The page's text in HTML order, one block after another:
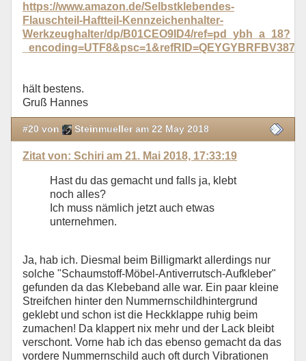
https://www.amazon.de/Selbstklebendes-
Flauschteil-Haftteil-Kennzeichenhalter-
Werkzeughalter/dp/B01CEO9ID4/ref=pd_ybh_a_18?
hält bestens.
Gruß Hannes
#20 von Steinmueller am 22 May 2018
Zitat von: Schiri am 21. Mai 2018, 17:33:19
Hast du das gemacht und falls ja, klebt
noch alles?
Ich muss nämlich jetzt auch etwas
unternehmen.
Ja, hab ich. Diesmal beim Billigmarkt allerdings nur
solche "Schaumstoff-Möbel-Antiverrutsch-Aufkleber"
gefunden da das Klebeband alle war. Ein paar kleine
Streifchen hinter den Nummernschildhintergrund
geklebt und schon ist die Heckklappe ruhig beim
zumachen! Da klappert nix mehr und der Lack bleibt
verschont. Vorne hab ich das ebenso gemacht da das
vordere Nummernschild auch oft durch Vibrationen